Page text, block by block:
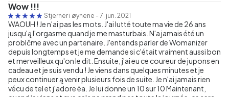
Wow !!!
Stjerner i øynene - 7. jun. 2021
WAOUH ! Je n'ai pas les mots. J'ai lutté toute ma vie de 26 ans
jusqu'ą l'orgasme quand je me masturbais. N'a jamais été un
problčme avec un partenaire. J'entends parler de Womanizer
depuis longtemps et je me demande si c'était vraiment aussi bon
et merveilleux qu'on le dit. Ensuite, j'ai eu ce coureur de jupons en
cadeau et je suis vendu ! Je viens dans quelques minutes et je
peux continuer ą venir plusieurs fois de suite. Je n'ai jamais rien
vécu de tel et j'adore ēa. Je lui donne un 10 sur 10 Maintenant,